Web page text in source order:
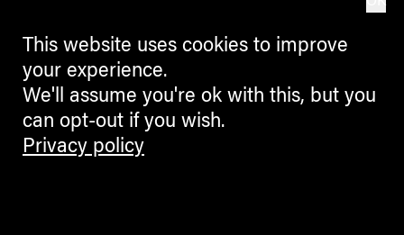
This website uses cookies to improve
your experience.
We'll assume you're ok with this, but you
can opt-out if you wish.
Privacy policy